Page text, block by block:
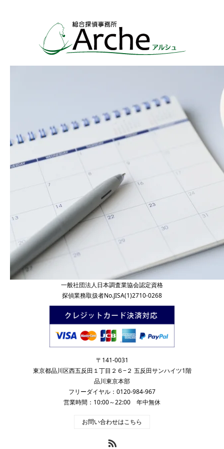
一般社団法人日本調査業協会認定資格
探偵業務取扱者No.JISA(1)2710-0268
〒141-0031
東京都品川区西五反田１丁目２６−２ 五反田サンハイツ1階
品川東京本部
フリーダイヤル：0120-984-967
営業時間：10:00～22:00 年中無休
お問い合わせはこちら